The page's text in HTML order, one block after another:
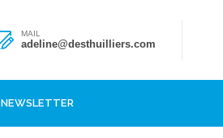
MAIL
adeline@desthuilliers.com
NEWSLETTER